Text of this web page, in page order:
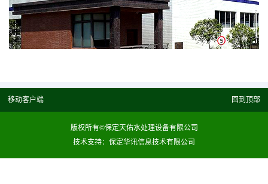
移动客户端 回到顶部
版权所有©保定天佑水处理设备有限公司
技术支持：保定华讯信息技术有限公司